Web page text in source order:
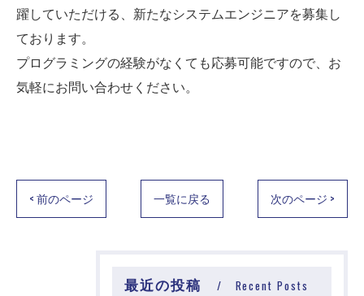
躍していただける、新たなシステムエンジニアを募集し
ております。
プログラミングの経験がなくても応募可能ですので、お
気軽にお問い合わせください。
< 前のページ 一覧に戻る 次のページ >
最近の投稿 Recent Posts